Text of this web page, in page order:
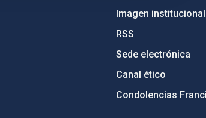
Imagen institucional
RSS
Sede electrónica
Canal ético
Condolencias